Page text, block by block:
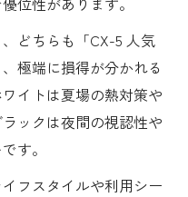
どちらも「CX-5 人気
極端に損得が分かれる
イトは夏場の熱対策や
ックは夜間の視認性や
す。
フスタイルや利用シー